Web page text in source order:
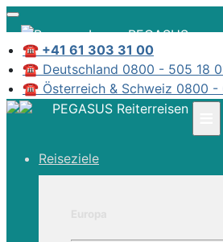
PEGASUS
☎ +41 61 303 31 00
☎ Deutschland 0800 - 505 18
☎ Österreich & Schweiz 0800 -
|
Über Uns
PEGASUS Reiterreisen
Reiseziele